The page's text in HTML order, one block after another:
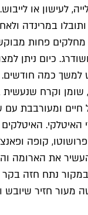
לעישון או לייבוש.
במרינדה
פחות
כיום ניתן
למשך כמה
וקרח שנעשית
חיים ומעורבבת
פרושוטו, קופה
את הארומה
נתח חזה
מעור חזיר